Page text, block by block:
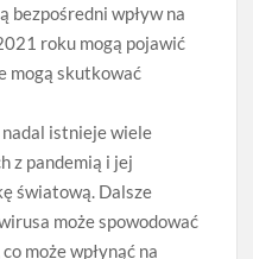
bezpośredni wpływ na
roku mogą pojawić
mogą skutkować
istnieje wiele
z pandemią i jej
światową. Dalsze
może spowodować
może wpłynąć na